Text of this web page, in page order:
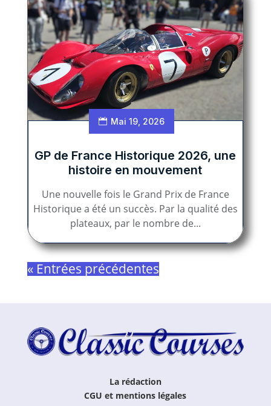
Mai 19, 2026
GP de France Historique 2026, une
histoire en mouvement
Une nouvelle fois le Grand Prix de France
Historique a été un succès. Par la qualité des
plateaux, par le nombre de...
« Entrées précédentes
La rédaction
CGU et mentions légales